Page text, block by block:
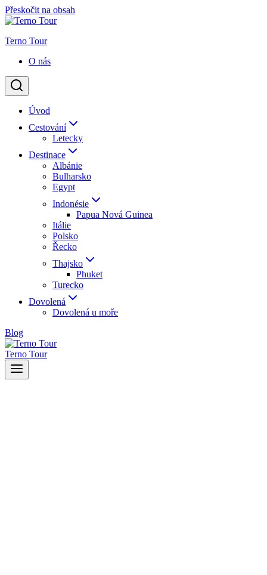
Přeskočit na obsah
Terno Tour
O nás
Úvod
Cestování
Letecky
Destinace
Albánie
Bulharsko
Egypt
Indonésie
Papua Nová Guinea
Itálie
Polsko
Řecko
Thajsko
Phuket
Turecko
Dovolená
Dovolená u moře
Blog
Terno Tour